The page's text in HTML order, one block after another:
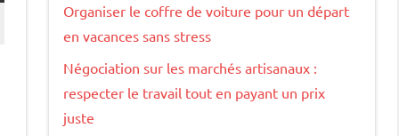
Organiser le coffre de voiture pour un départ
en vacances sans stress
Négociation sur les marchés artisanaux :
respecter le travail tout en payant un prix
juste